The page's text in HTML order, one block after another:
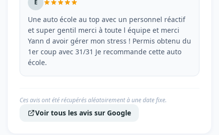
E
Une auto école au top avec un personnel réactif
et super gentil merci à toute l équipe et merci
Yann d avoir gérer mon stress ! Permis obtenu du
1er coup avec 31/31 Je recommande cette auto
école.
Ces avis ont été récupérés aléatoirement à une date fixe.
Voir tous les avis sur Google